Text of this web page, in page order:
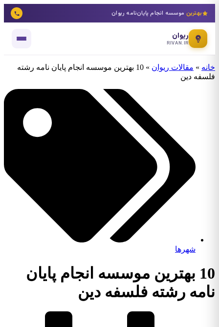
بهترین موسسه انجام پایان‌نامه ریوان
ریوان
RIVAN.IR
خانه » مقالات ریوان »
10 بهترین موسسه انجام پایان نامه رشته
فلسفه دین
شهرها
10 بهترین موسسه انجام پایان
نامه رشته فلسفه دین